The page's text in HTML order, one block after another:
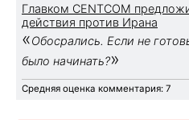
Главком CENTCOM
действия против Ирана
«Обосрались. Если не
было начинать?»
Средняя оценка комментария: 7